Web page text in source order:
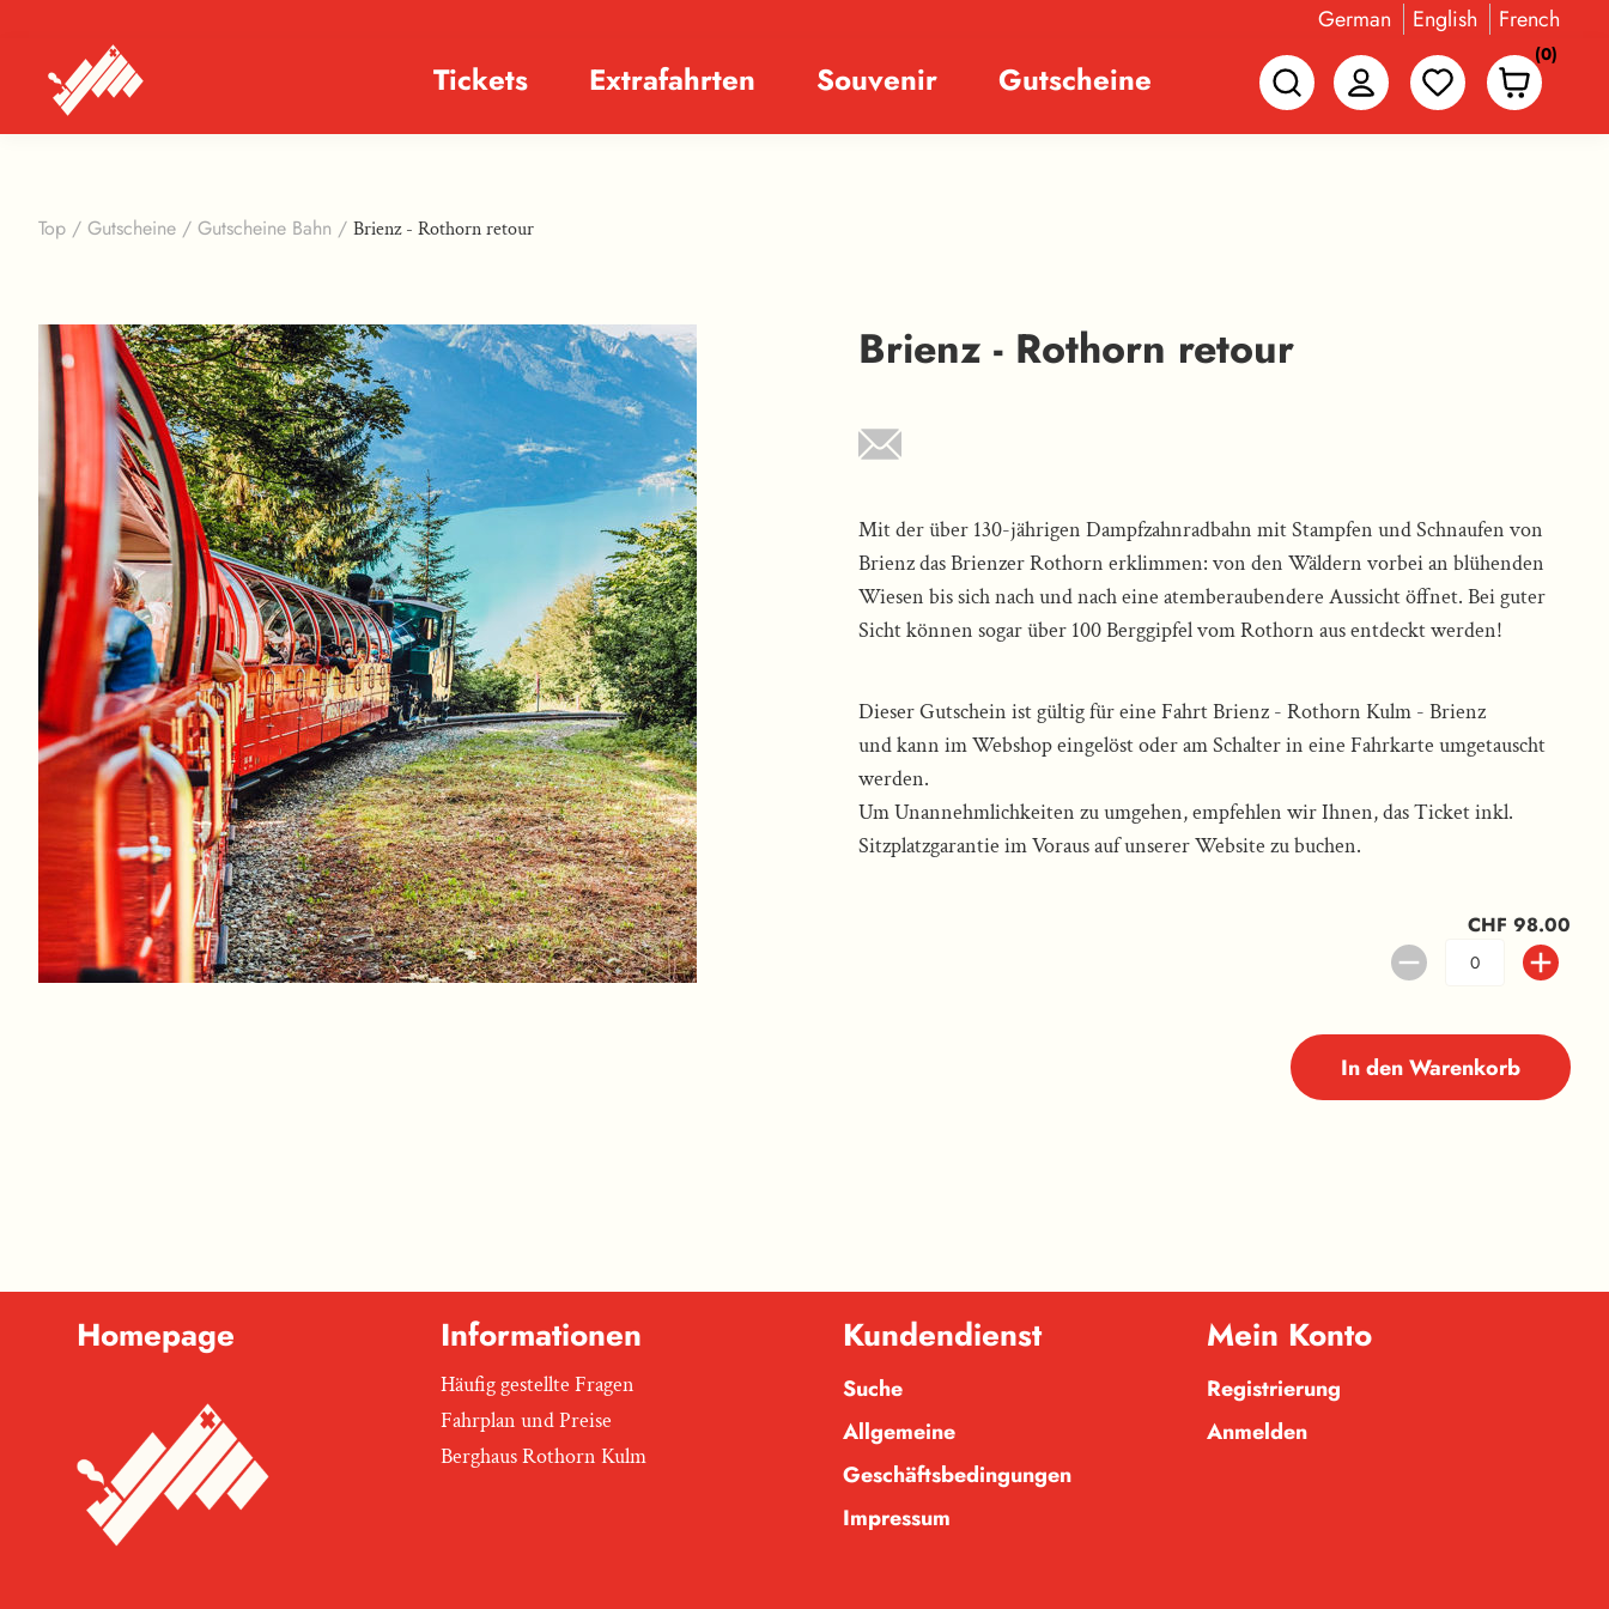
German English French
Tickets Extrafahrten Souvenir Gutscheine
(0)
Top / Gutscheine / Gutscheine Bahn / Brienz - Rothorn retour
Brienz - Rothorn retour
Mit der über 130-jährigen Dampfzahnradbahn mit Stampfen und Schnaufen von
Brienz das Brienzer Rothorn erklimmen: von den Wäldern vorbei an blühenden
Wiesen bis sich nach und nach eine atemberaubendere Aussicht öffnet. Bei guter
Sicht können sogar über 100 Berggipfel vom Rothorn aus entdeckt werden!
Dieser Gutschein ist gültig für eine Fahrt Brienz - Rothorn Kulm - Brienz
und kann im Webshop eingelöst oder am Schalter in eine Fahrkarte umgetauscht
werden.
Um Unannehmlichkeiten zu umgehen, empfehlen wir Ihnen, das Ticket inkl.
Sitzplatzgarantie im Voraus auf unserer Website zu buchen.
CHF 98.00
In den Warenkorb
Homepage Informationen
Häufig gestellte Fragen
Fahrplan und Preise
Berghaus Rothorn Kulm
Kundendienst
Suche
Allgemeine
Geschäftsbedingungen
Impressum
Mein Konto
Registrierung
Anmelden